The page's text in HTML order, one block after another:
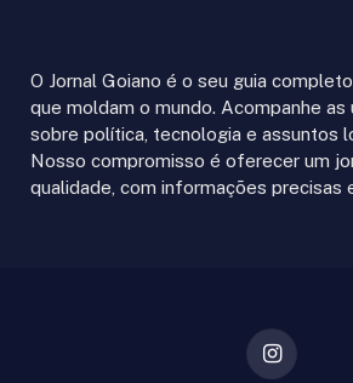
O Jornal Goiano é o seu guia
que moldam o mundo. Acompanhe as
sobre política, tecnologia e assuntos
Nosso compromisso é oferecer um
qualidade, com informações precisas
Instagram